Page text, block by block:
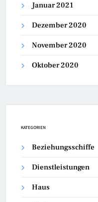
Januar 2021
Dezember 2020
November 2020
Oktober 2020
KATEGORIEN
Beziehungsschiffe
Dienstleistungen
Haus